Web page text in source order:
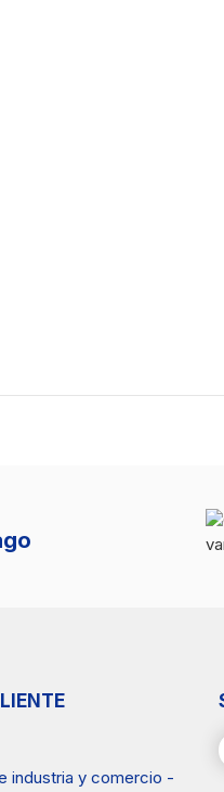
industria y comercio -